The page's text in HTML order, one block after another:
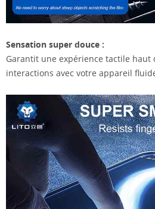
Sensation super douce :
Garantit une expérience tactile haut
interactions avec votre appareil